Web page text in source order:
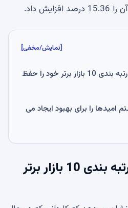
داد.
[نمایش/مخفی]
Cardano با اندکی رتبه بندی 10 بازار برتر خود را حفظ
امیدها را برای بهبود ایجاد می
Cardano با اندکی رتبه بندی 10 بازار برتر